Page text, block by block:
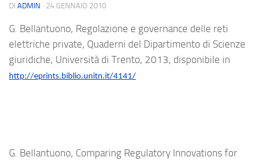
DI ADMIN · 24 GENNAIO 2010
G. Bellantuono, Regolazione e governance delle reti
elettriche private, Quaderni del Dipartimento di Scienze
giuridiche, Università di Trento, 2013, disponibile in
http://eprints.biblio.unitn.it/4141/
G. Bellantuono, Comparing Regulatory Innovations for